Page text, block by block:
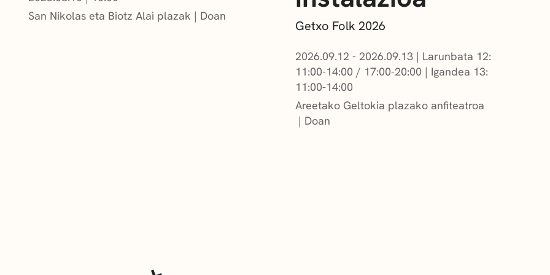
San Nikolas eta Biotz Alai plazak
Doan
Getxo Folk 2026
2026.09.12 - 2026.09.13| Larunbata 12:
11:00-14:00 / 17:00-20:00 | Igandea 13:
11:00-14:00
Areetako Geltokia plazako anfiteatroa
Doan